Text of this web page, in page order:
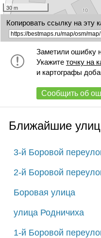
30 m
Копировать ссылку на эту
Заметили ошибку
Укажите точку на
и картографы
Сообщить об
Ближайшие
3-й Боровой
2-й Боровой
Боровая улица
улица Родничиха
1-й Боровой